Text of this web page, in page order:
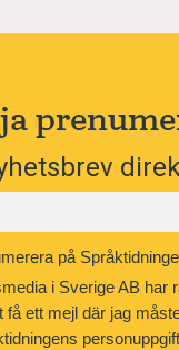
på
i Sverige AB har
ett mejl där jag